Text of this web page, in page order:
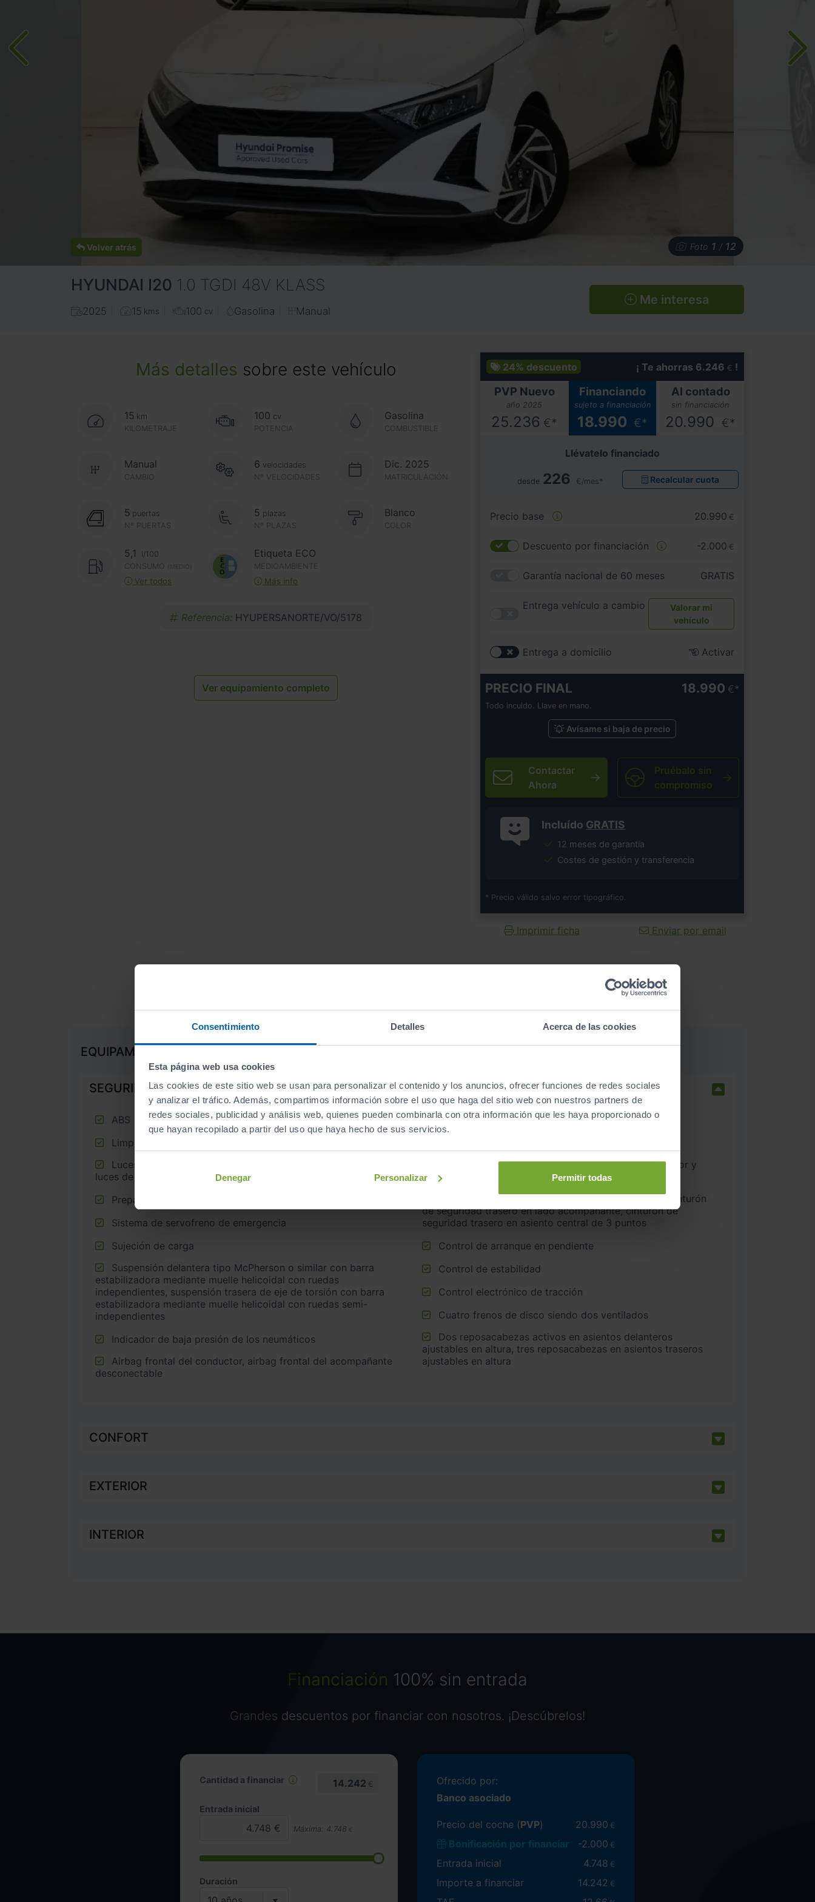
Consentimiento Detalles Acerca de las cookies
Esta página web usa cookies
Las cookies de este sitio web se usan para personalizar el contenido y los anuncios, ofrecer funciones de redes sociales
y analizar el tráfico. Además, compartimos información sobre el uso que haga del sitio web con nuestros partners de
redes sociales, publicidad y análisis web, quienes pueden combinarla con otra información que les haya proporcionado o
que hayan recopilado a partir del uso que haya hecho de sus servicios.
Denegar Personalizar Permitir todas
Volver atrás Foto 1 / 12
HYUNDAI I20 1.0 TGDI 48V KLASS
2025 15 kms 100 cv Gasolina Manual
Me interesa
Más detalles sobre este vehículo
15 km
KILOMETRAJE
100 cv
POTENCIA
Gasolina
COMBUSTIBLE
CAMBIO
Manual
Nº VELOCIDADES
6 velocidades Dic. 2025
MATRICULACIÓN
Nº PUERTAS
5 puertas
Nº PLAZAS
5 plazas Blanco
COLOR
5,1
l/100
CONSUMO
(MEDIO)
Ver todos
Etiqueta ECO
MEDIOAMBIENTE
Más info
Referencia: HYUPERSANORTE/VO/5178
Ver equipamiento completo
24% descuento ¡ Te ahorras 6.246 € !
PVP Nuevo
año 2025
25.236 €*
Financiando
sujeto a financiación
18.990 €*
Al contado
sin financiación
20.990 €*
Llévatelo financiado
desde 226 €/mes* Recalcular cuota
Precio base 20.990 €
Descuento por financiación -2.000 €
Garantía nacional de 60 meses GRATIS
Entrega vehículo a cambio
Valorar mi
vehículo
Entrega a domicilio Activar
PRECIO FINAL 18.990 €
Todo incuido. Llave en mano.
Avísame si baja de precio
Contactar
Ahora
Pruébalo sin
compromiso
Incluído GRATIS
12 meses de garantía
Costes de gestión y transferencia
* Precio válido salvo error tipográfico.
Imprimir ficha Enviar por email
EQUIPAMIENTO DE SERIE
SEGURIDAD
ABS
Limpiaparabrisas delantero
luces de carretera con tecnología LED
Preparación Isofix
Sistema de servofreno de emergencia
Sujeción de carga
estabilizadora mediante muelle helicoidal con ruedas
independientes, suspensión trasera de eje de torsión con barra
estabilizadora mediante muelle helicoidal con ruedas semi-
independientes
Indicador de baja presión de los neumáticos
desconectable
Airbag lateral de cortina delantero y trasero
acompañante
de seguridad trasero en lado acompañante, cinturón de
seguridad trasero en asiento central de 3 puntos
Control de arranque en pendiente
Control de estabilidad
Control electrónico de tracción
Cuatro frenos de disco siendo dos ventilados
ajustables en altura, tres reposacabezas en asientos traseros
ajustables en altura
CONFORT
EXTERIOR
INTERIOR
Financiación 100% sin entrada
Grandes descuentos por financiar con nosotros. ¡Descúbrelos!
Cantidad a financiar 14.242 €
Entrada inicial
Máxima: 4.748 €
Duración
Ofrecido por:
Banco asociado
Precio del coche (PVP) 20.990 €
Bonificación por financiar -2.000 €
Entrada inicial 4.748 €
Importe a financiar 14.242 €